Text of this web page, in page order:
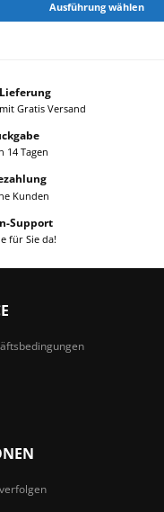
Ausführung wählen
Gratis Versand
14 Tagen
Kunden
Support
für Sie da!